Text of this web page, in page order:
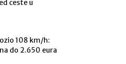
ceste u
108 km/h:
do 2.650 eura